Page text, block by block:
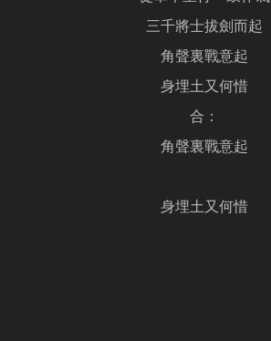
三千將士拔劍而起
角聲裏戰意起
身埋土又何惜
合：
角聲裏戰意起
身埋土又何惜